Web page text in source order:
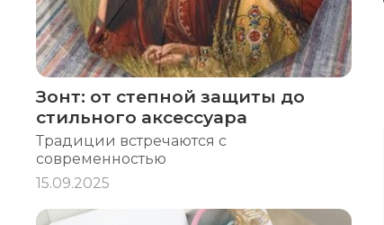
Зонт: от степной защиты до
стильного аксессуара
Традиции встречаются с
современностью
15.09.2025